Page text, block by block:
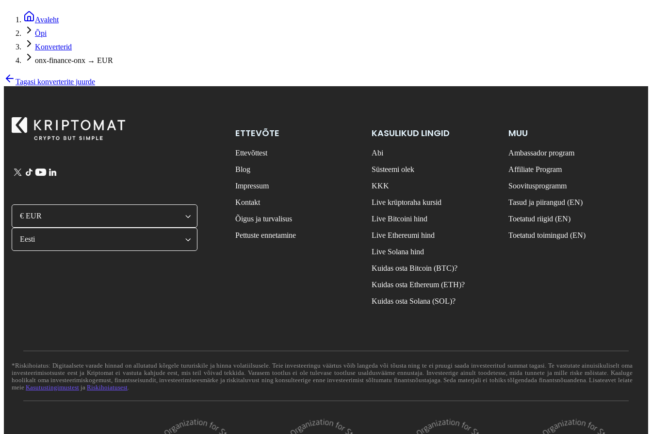
Avaleht
Õpi
Konverterid
onx-finance-onx → EUR
Tagasi konverterite juurde
€ EUR
Eesti
ETTEVÕTE
Ettevõttest
Blog
Impressum
Kontakt
Õigus ja turvalisus
Pettuste ennetamine
KASULIKUD LINGID
Abi
Süsteemi olek
KKK
Live krüptoraha kursid
Live Bitcoini hind
Live Ethereumi hind
Live Solana hind
Kuidas osta Bitcoin (BTC)?
Kuidas osta Ethereum (ETH)?
Kuidas osta Solana (SOL)?
MUU
Ambassador program
Affiliate Program
Soovitusprogramm
Tasud ja piirangud (EN)
Toetatud riigid (EN)
Toetatud toimingud (EN)
*Riskihoiatus: Digitaalsete varade hinnad on allutatud kõrgele tururiskile ja hinna volatiilsusele. Teie investeeringu väärtus võib langeda või tõusta ning te ei pruugi saada investeeritud summat tagasi. Te vastutate ainuisikuliselt oma
investeerimisotsuste eest ja Kriptomat ei vastuta kahjude eest, mis teil võivad tekkida. Varasem tootlus ei ole tulevase tootluse usaldusväärne ennustaja. Investeerige ainult toodetesse, mida tunnete ja mille riske mõistate. Kaaluge
hoolikalt oma investeerimiskogemust, finantsseisundit, investeerimiseesmärke ja riskitaluvust ning konsulteerige enne investeerimist sõltumatu finantsnõustajaga. Seda materjali ei tohiks tõlgendada finantsnõuandena. Lisateavet leiate
meie Kasutustingimustest ja Riskihoiatusest